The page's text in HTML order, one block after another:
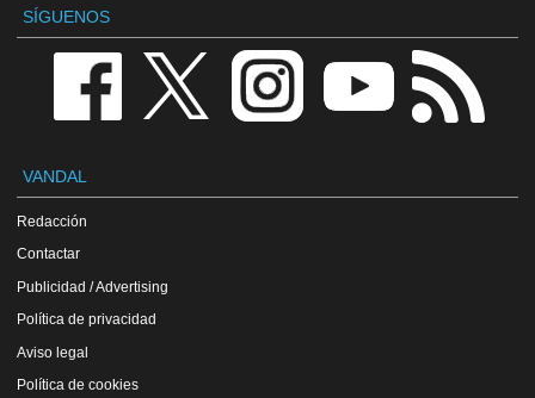
SÍGUENOS
VANDAL
Redacción
Contactar
Publicidad / Advertising
Política de privacidad
Aviso legal
Política de cookies